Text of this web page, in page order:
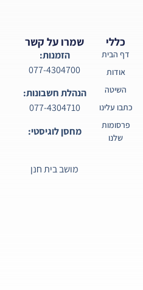
כללי
דף הבית
אודות
השיטה
כתבו עלינו
פרסומות
שלנו
שמרו על קשר
הזמנות:
077-4304700
הנהלת חשבונות:
077-4304710
מחסן לוגיסטי:
מושב בית חנן